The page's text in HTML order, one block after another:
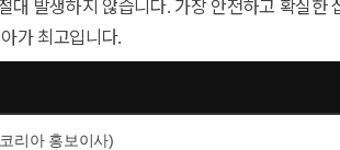
대 발생하지 않습니다. 가장 안전하고 확실한
가 최고입니다.
리아 홍보이사)